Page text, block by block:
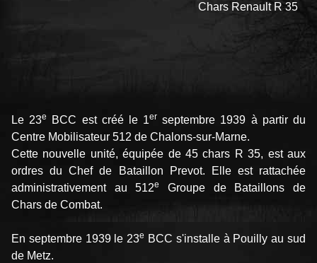
Chars Renault R 35
Le 23e BCC est créé le 1er septembre 1939 à partir du
Centre Mobilisateur 512 de Chalons-sur-Marne.
Cette nouvelle unité, équipée de 45 chars R 35, est aux
ordres du Chef de Bataillon Prevot. Elle est rattachée
administrativement au 512e
Groupe de Bataillons de
Chars de Combat.
En septembre 1939 le 23e BCC s'installe à Pouilly au sud
de Metz.